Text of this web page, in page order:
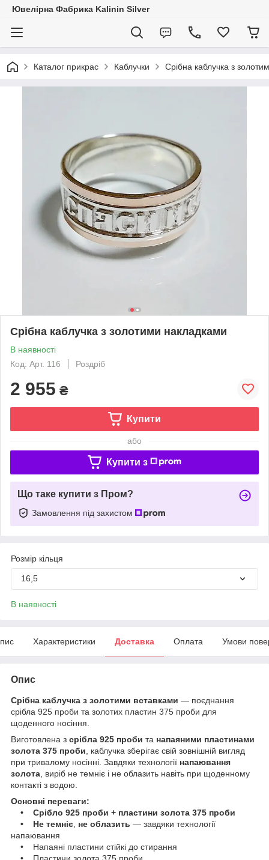
Ювелірна Фабрика Kalinin Silver
Каталог прикрас Каблучки Срібна каблучка з
Срібна каблучка з золотими накладками
В наявності
Код: Арт. 116
Роздріб
2 955 ₴
Купити
або
Купити з
Що таке купити з Пром?
Замовлення під захистом
Розмір кільця
16,5
В наявності
Характеристики Доставка Оплата Умови
Опис
Срібна каблучка з золотими вставками — поєднання
срібла 925 проби та золотих пластин 375 проби для
щоденного носіння.
Виготовлена з срібла 925 проби та напаяними пластинами
золота 375 проби , каблучка зберігає свій зовнішній вигляд
при тривалому носінні. Завдяки технології напаювання
золота , виріб не темніє і не облазить навіть при щоденному
контакті з водою.
Основні переваги:
• Срібло 925 проби + пластини золота 375 проби
• Не темніє не облазить — завдяки технології
напаювання
• Напаяні пластини стійкі до стирання
• Пластини золота 375 проби